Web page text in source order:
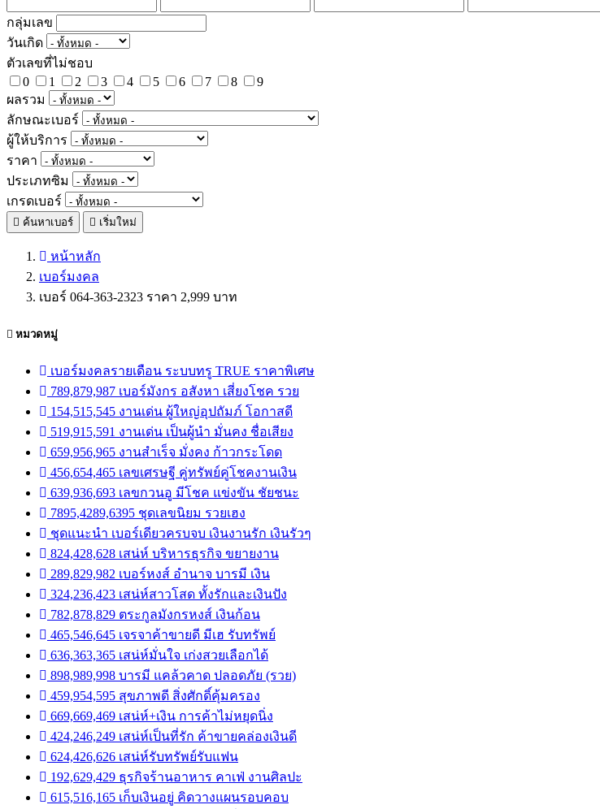
กลุ่มเลข
วันเกิด
ตัวเลขที่ไม่ชอบ
0
1 2 3 4 5 6 7 8
9
ผลรวม
ลักษณะเบอร์
ผู้ให้บริการ
ราคา
ประเภทซิม
เกรดเบอร์
ค้นหาเบอร์ เริ่มใหม่
หน้าหลัก
เบอร์มงคล
เบอร์ 064-363-2323 ราคา 2,999 บาท
หมวดหมู่
เบอร์มงคลรายเดือน ระบบทรู TRUE ราคาพิเศษ
789,879,987 เบอร์มังกร อสังหา เสี่ยงโชค รวย
154,515,545 งานเด่น ผู้ใหญ่อุปถัมภ์ โอกาสดี
519,915,591 งานเด่น เป็นผู้นำ มั่นคง ชื่อเสียง
659,956,965 งานสำเร็จ มั่งคง ก้าวกระโดด
456,654,465 เลขเศรษฐี คู่ทรัพย์คู่โชคงานเงิน
639,936,693 เลขกวนอู มีโชค แข่งขัน ชัยชนะ
7895,4289,6395 ชุดเลขนิยม รวยเฮง
ชุดแนะนำ เบอร์เดียวครบจบ เงินงานรัก เงินรัวๆ
824,428,628 เสน่ห์ บริหารธุรกิจ ขยายงาน
289,829,982 เบอร์หงส์ อำนาจ บารมี เงิน
324,236,423 เสน่ห์สาวโสด ทั้งรักและเงินปัง
782,878,829 ตระกูลมังกรหงส์ เงินก้อน
465,546,645 เจรจาค้าขายดี มีเฮ รับทรัพย์
636,363,365 เสน่ห์มั่นใจ เก่งสวยเลือกได้
898,989,998 บารมี แคล้วคาด ปลอดภัย (รวย)
459,954,595 สุขภาพดี สิ่งศักดิ์คุ้มครอง
669,669,469 เสน่ห์+เงิน การค้าไม่หยุดนิ่ง
424,246,249 เสน่ห์เป็นที่รัก ค้าขายคล่องเงินดี
624,426,626 เสน่ห์รับทรัพย์รับแฟน
192,629,429 ธุรกิจร้านอาหาร คาเฟ่ งานศิลปะ
615,516,165 เก็บเงินอยู่ คิดวางแผนรอบคอบ